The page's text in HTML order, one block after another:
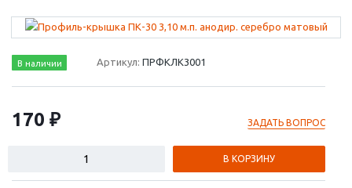
В наличии Артикул:ПРФКЛК3001
170 ₽ ЗАДАТЬ ВОПРОС
В КОРЗИНУ